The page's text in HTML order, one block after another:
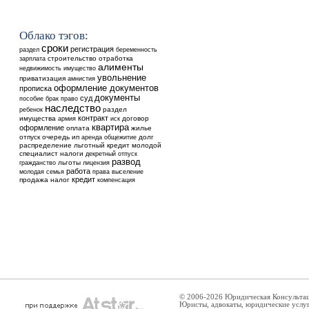
Облако тэгов:
раздел сроки регистрация беременность
зарплата строительство отработка
недвижимость имущество алименты
приватизация амнистия увольнение
прописка оформление документов
пособие брак право суд документы
ребенок наследство раздел
имущества армия контракт иск договор
оформление оплата квартира жилье
отпуск очередь ип аренда общежитие долг
распределение льготный кредит молодой
специалист налоги декретный отпуск
гражданство льготы лицензия развод
молодая семья работа права выселение
продажа налог кредит компенсация
© 2006-2026 Юридическая
Юристы, адвокаты, юридические